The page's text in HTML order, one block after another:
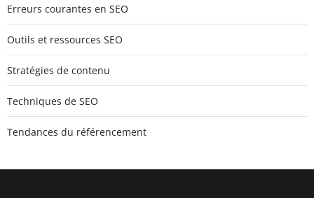
Erreurs courantes en SEO
Outils et ressources SEO
Stratégies de contenu
Techniques de SEO
Tendances du référencement